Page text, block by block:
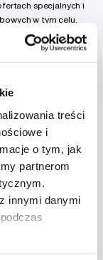
treści
i
o tym, jak
partnerom
innymi danymi
specjalnych i
w tym celu.